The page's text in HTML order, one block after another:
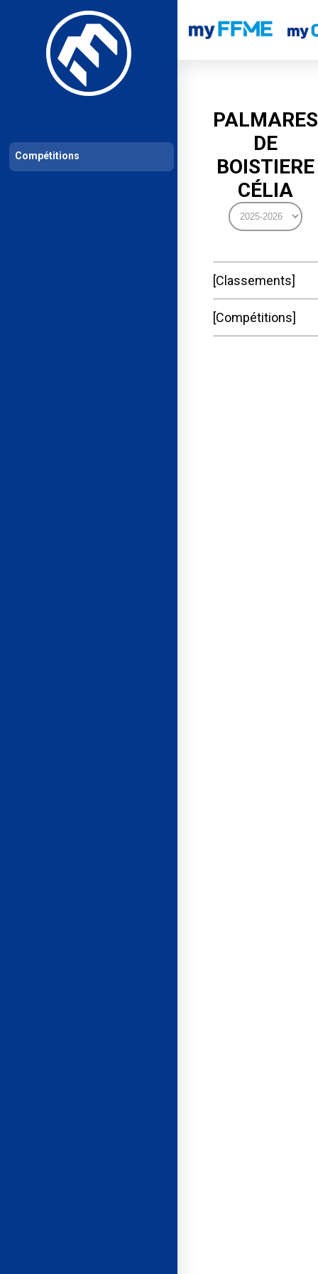
Les compétitions Calendrier de compétitions Classements
PALMARES
DE
BOISTIERE
CÉLIA
Classements
Compétitions
Compétitions